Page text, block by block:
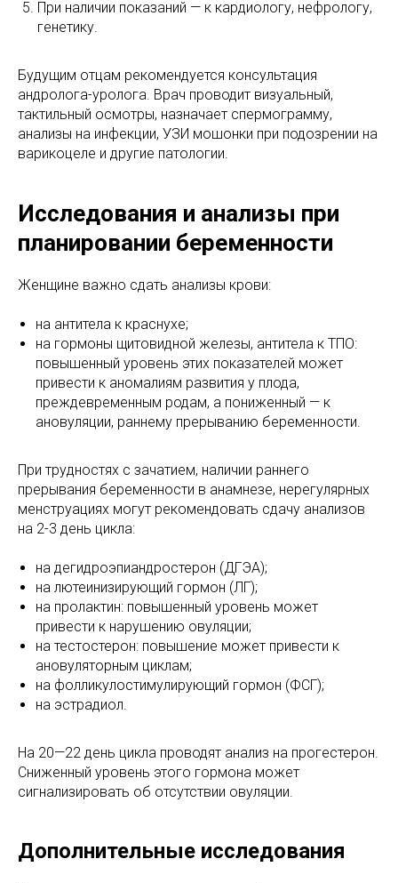
При наличии показаний — к кардиологу, нефрологу,
генетику.
Будущим отцам рекомендуется консультация
андролога-уролога. Врач проводит визуальный,
тактильный осмотры, назначает спермограмму,
анализы на инфекции, УЗИ мошонки при подозрении на
варикоцеле и другие патологии.
Исследования и анализы при
планировании беременности
Женщине важно сдать анализы крови:
на антитела к краснухе;
на гормоны щитовидной железы, антитела к ТПО:
повышенный уровень этих показателей может
привести к аномалиям развития у плода,
преждевременным родам, а пониженный — к
ановуляции, раннему прерыванию беременности.
При трудностях с зачатием, наличии раннего
прерывания беременности в анамнезе, нерегулярных
менструациях могут рекомендовать сдачу анализов
на 2-3 день цикла:
на дегидроэпиандростерон (ДГЭА);
на лютеинизирующий гормон (ЛГ);
на пролактин: повышенный уровень может
привести к нарушению овуляции;
на тестостерон: повышение может привести к
ановуляторным циклам;
на фолликулостимулирующий гормон (ФСГ);
на эстрадиол.
На 20—22 день цикла проводят анализ на прогестерон.
Сниженный уровень этого гормона может
сигнализировать об отсутствии овуляции.
Дополнительные исследования